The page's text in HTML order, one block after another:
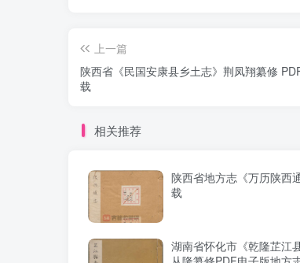
上一篇
陕西省《民国安康县乡土志》荆凤翔纂修
载
相关推荐
陕西省地方志《万历陕西
载
湖南省怀化市《乾隆芷江